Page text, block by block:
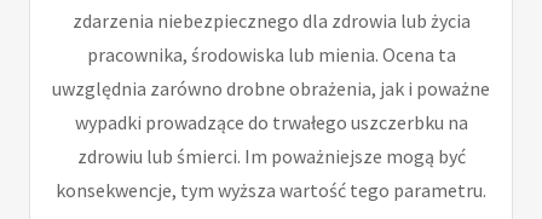
zdarzenia niebezpiecznego dla zdrowia lub życia
pracownika, środowiska lub mienia. Ocena ta
uwzględnia zarówno drobne obrażenia, jak i poważne
wypadki prowadzące do trwałego uszczerbku na
zdrowiu lub śmierci. Im poważniejsze mogą być
konsekwencje, tym wyższa wartość tego parametru.